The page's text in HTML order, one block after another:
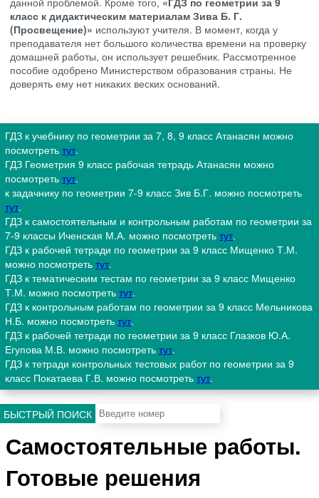
класс к дидактическим материалам Зива Б. Г.
(Просвещение)» используют учителя. В момент, когда у
преподавателя нет большого количества времени на проверку
домашней работы, он использует решебник. Рассмотренное
пособие одобрено Министерством образования страны. Не
доверять ему нет никаких веских оснований.
ГДЗ к учебнику по геометрии за 7, 8, 9 класс Атанасян можно
посмотреть тут.
ГДЗ Геометрия 9 класс рабочая тетрадь Атанасян можно
посмотреть тут.
к задачнику по геометрии 7-9 класс Зив Б.Г. можно посмотреть
тут.
ГДЗ к самостоятельным и контрольным работам по геометрии за
7-9 классы Иченская М.А. можно посмотреть тут.
ГДЗ к рабочей тетради по геометрии за 9 класс Мищенко Т.М.
можно посмотреть тут.
ГДЗ к тематическим тестам по геометрии за 9 класс Мищенко
Т.М. можно посмотреть тут.
ГДЗ к контрольным работам по геометрии за 9 класс Мельникова
Н.Б. можно посмотреть тут.
ГДЗ к рабочей тетради по геометрии за 9 класс Глазков Ю.А.
Егупова М.В. можно посмотреть тут.
ГДЗ к тетради контрольных тестовых работ по геометрии за 9
класс Покатаева Г.В. можно посмотреть тут.
БЫСТРЫЙ ПОИСК
Самостоятельные работы.
Готовые решения